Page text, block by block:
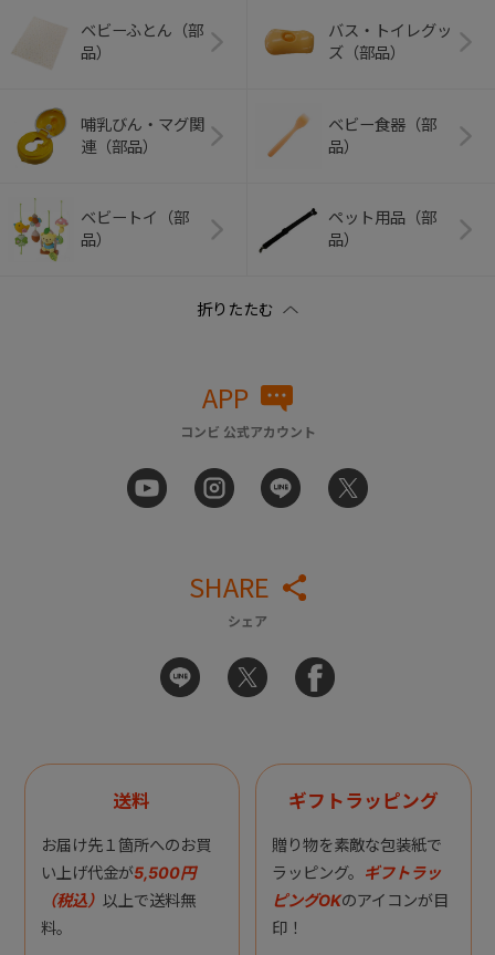
ベビーふとん（部
品）
バス・トイレグッ
ズ（部品）
哺乳びん・マグ関
連（部品）
ベビー食器（部
品）
ベビートイ（部
品）
ペット用品（部
品）
APP
コンビ 公式アカウント
SHARE
シェア
送料
お届け先１箇所へのお買
い上げ代金が5,500円
（税込） 以上で送料無
料。
ギフトラッピング
贈り物を素敵な包装紙で
ラッピング。 ギフトラッ
ピングOKのアイコンが目
印！